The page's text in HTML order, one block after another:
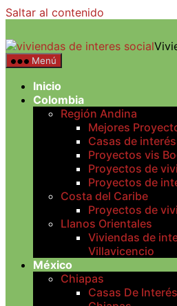
Saltar al contenido
Menú
Inicio
Colombia
Región Andina
Mejores
Casas de
Proyectos vis
Proyectos de
Proyectos de
Costa del Caribe
Proyectos de
Llanos Orientales
Viviendas de
Villavicencio
México
Chiapas
Casas De